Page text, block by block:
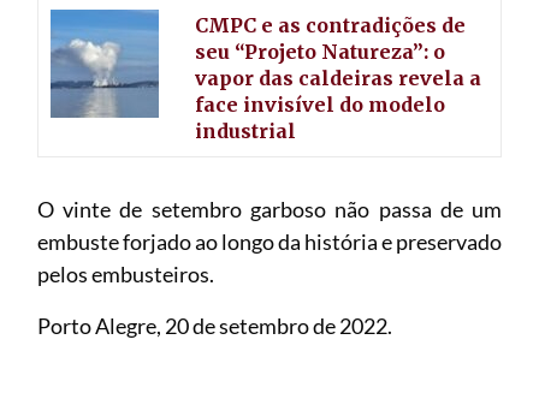
CMPC e as contradições de
seu “Projeto Natureza”: o
vapor das caldeiras revela a
face invisível do modelo
industrial
O vinte de setembro garboso não passa de um
embuste forjado ao longo da história e preservado
pelos embusteiros.
Porto Alegre, 20 de setembro de 2022.